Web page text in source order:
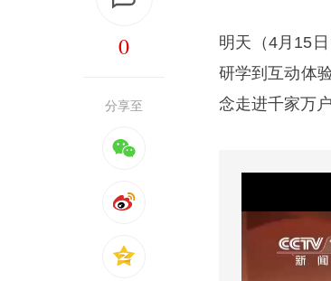
0
分享至
明天（4月15
研学到互动体
念走进千家万